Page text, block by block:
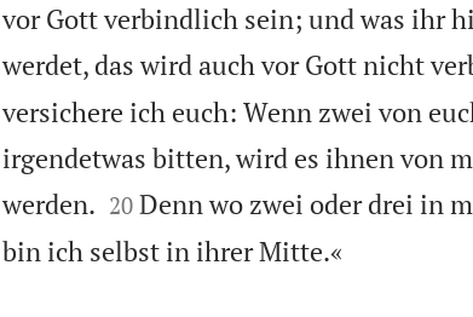
vor Gott verbindlich sein; und was ihr
werdet, das wird auch vor Gott nicht
versichere ich euch: Wenn zwei von
irgendetwas bitten, wird es ihnen von
werden.
20 Denn wo zwei oder drei in
bin ich selbst in ihrer Mitte.«